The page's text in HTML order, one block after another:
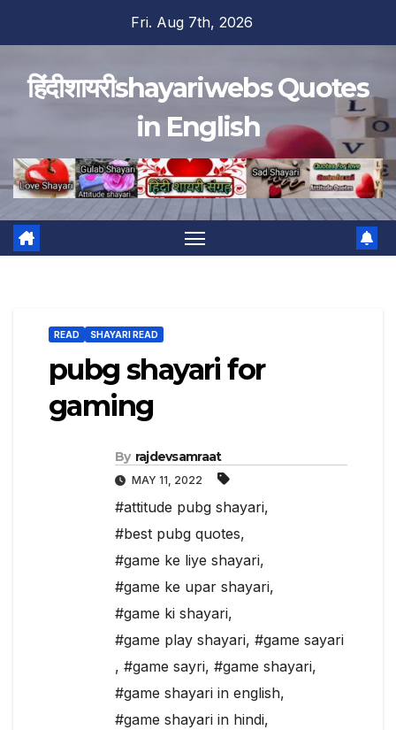
Fri. Aug 7th, 2026
हिंदीशायरीshayariwebs Quotes
in English
READ SHAYARI READ
pubg shayari for
gaming
By rajdevsamraat
MAY 11, 2022
#attitude pubg shayari,
#best pubg quotes,
#game ke liye shayari,
#game ke upar shayari,
#game ki shayari,
#game play shayari, #game sayari
, #game sayri, #game shayari,
#game shayari in english,
#game shayari in hindi,